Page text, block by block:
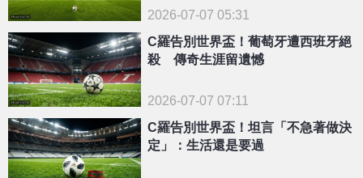
2026-07-07 05:31
C羅告別世界盃！葡萄牙遭西班牙絕
殺 傳奇生涯留遺憾
2026-07-07 07:11
C羅告別世界盃！坦言「不急著做決
定」：生活還是要過